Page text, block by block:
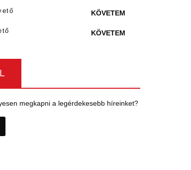
KÖVETEM
KÖVETEM
megkapni a legérdekesebb híreinket?